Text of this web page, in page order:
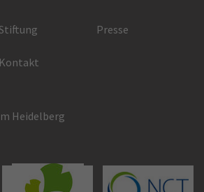
Presse
Kontakt
Heidelberg